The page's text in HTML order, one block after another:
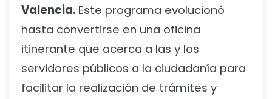
Valencia. Este programa evolucionó
hasta convertirse en una oficina
itinerante que acerca a las y los
servidores públicos a la ciudadanía para
facilitar la realización de trámites y